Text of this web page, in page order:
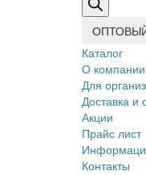
Каталог
О компании
Для
Доставка и
Акции
Прайс лист
Контакты